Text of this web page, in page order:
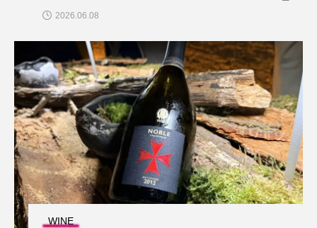
2026.06.08
WINE